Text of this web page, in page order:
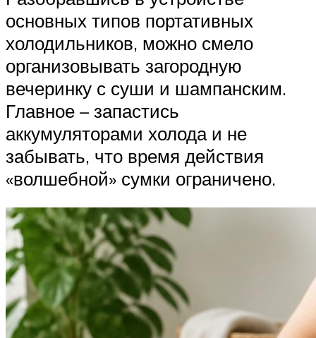
основных типов портативных
холодильников, можно смело
организовывать загородную
вечеринку с суши и шампанским.
Главное – запастись
аккумуляторами холода и не
забывать, что время действия
«волшебной» сумки ограничено.